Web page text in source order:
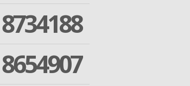
8734188
8654907